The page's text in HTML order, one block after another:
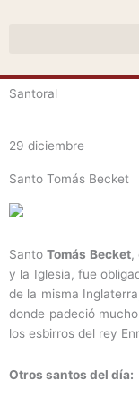
Santoral
29 diciembre
Santo Tomás Becket
SantoTomás Becket,
y la Iglesia, fue
de la misma
donde padeció
los esbirros del rey
Otros santos del día: